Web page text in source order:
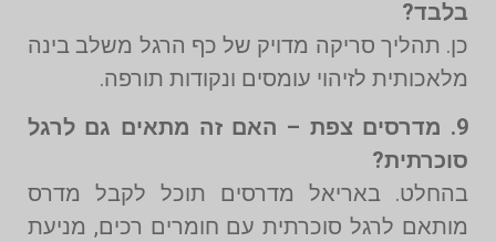
בלבד?
כן. תהליך סריקה מדויק של כף הרגל משלב בינה
מלאכותית לזיהוי עומסים ונקודות תורפה.
9. מדרסים צפת – האם זה מתאים גם לרגל
סוכרתית?
בהחלט. באריאל מדרסים תוכל לקבל מדרס
מותאם לרגל סוכרתית עם חומרים רכים, מניעת